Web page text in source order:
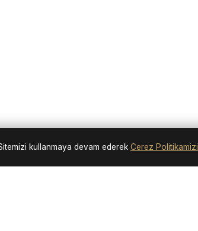
kullanmaya devam ederek Cerez Politikamizi